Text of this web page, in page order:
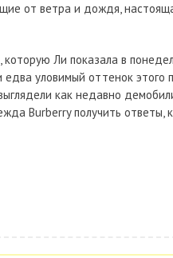
от ветра и дождя,
Ли показала в
уловимый оттенок этого
как недавно
Burberry получить